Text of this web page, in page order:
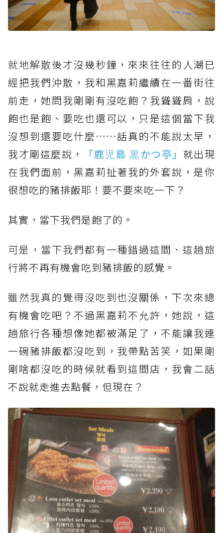
就地解散後才沒幾秒鐘，來來往往的人潮已
經把我們沖散，我和黑嘉莉繼續在一番街往
前走，她問我剛剛有沒吃飽？我聳聳肩，說
飽也是飽、要吃也還可以，只是這個當下我
沒想到還要吃什麼……話真的不能說太早，
我才剛這麼說，
「鹿児島 黒かつ亭」 就出現
在我們面前，黑嘉莉扯著我的外套說，是你
很想吃的豬排飯耶！要不要來吃一下？
其實，當下我們是飽了的。
可是，當下我們都有一種錯過這間、這趟旅
行將不再有機會吃到豬排飯的感覺。
雖然我真的覺得沒吃到也沒關係，下次來總
有機會吃吧？不過黑嘉莉不允許，她說，這
趟旅行各種想像她都被滿足了，不能讓我連
一碗豬排飯都沒吃到，我帶點苦笑，如果剛
剛啥都沒吃的時候就看到這間店，我會二話
不說就走進去點餐，但現在？